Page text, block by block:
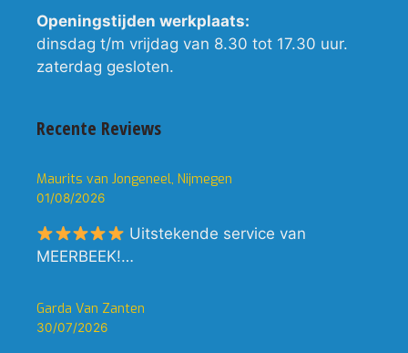
Openingstijden werkplaats:
dinsdag t/m vrijdag van 8.30 tot 17.30 uur.
zaterdag gesloten.
Recente Reviews
Maurits van Jongeneel, Nijmegen
01/08/2026
Uitstekende service van
MEERBEEK!…
Garda Van Zanten
30/07/2026